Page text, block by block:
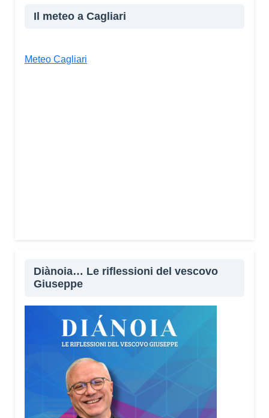
Il meteo a Cagliari
Meteo Cagliari
Diànoia… Le riflessioni del vescovo
Giuseppe